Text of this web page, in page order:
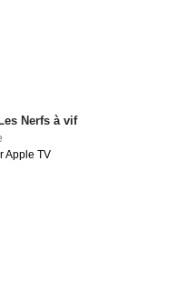
Nerfs à vif
Apple TV